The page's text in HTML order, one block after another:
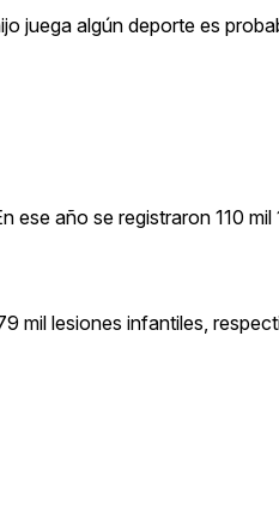
juega algún deporte es
año se registraron 110 mil
mil lesiones infantiles,